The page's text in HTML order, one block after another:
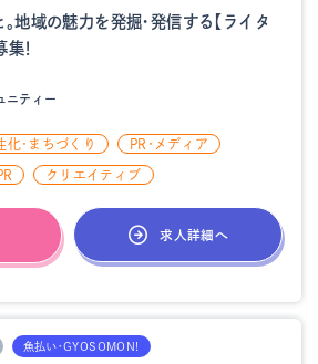
地域の魅力を発掘・発信する【ライタ
！
ニティー
化・まちづくり PR・メディア
クリエイティブ
求人詳細へ
魚払い・GYOSOMON!